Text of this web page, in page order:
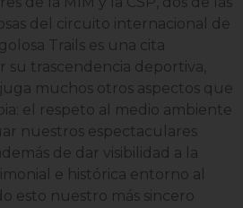
del circuito internacional de
Trails es una cita
su trascendencia deportiva,
muchos otros aspectos que
el respeto al medio ambiente
nuestros espectaculares
de dar visibilidad a la
e histórica entorno al
esto nuestro más sincero